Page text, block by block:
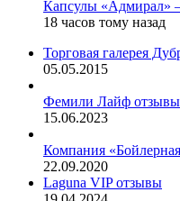
Капсулы «Адмирал»
18 часов тому назад
Торговая галерея
05.05.2015
Фемили Лайф отзывы
15.06.2023
Компания
22.09.2020
Laguna VIP отзывы